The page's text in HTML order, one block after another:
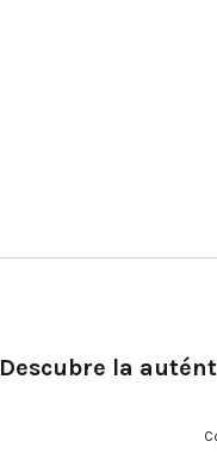
Descubre la